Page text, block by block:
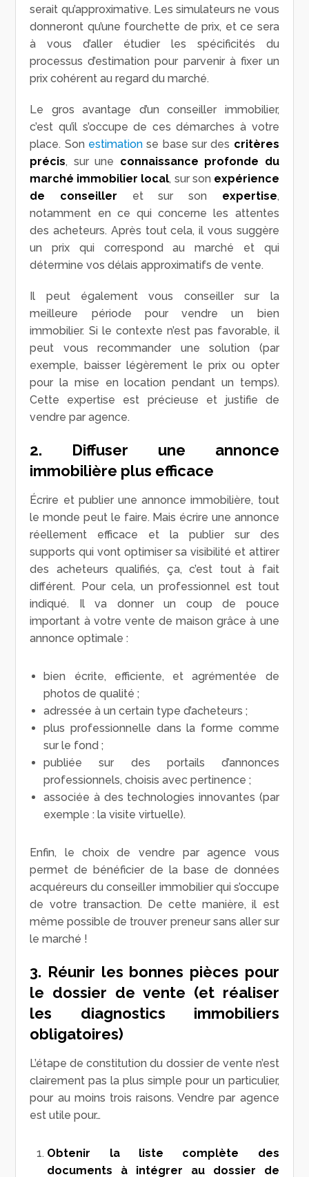
serait qu’approximative. Les simulateurs ne vous
donneront qu’une fourchette de prix, et ce sera
à vous d’aller étudier les spécificités du
processus d’estimation pour parvenir à fixer un
prix cohérent au regard du marché.
Le gros avantage d’un conseiller immobilier,
c’est qu’il s’occupe de ces démarches à votre
place. Son estimation se base sur des critères
précis, sur une connaissance profonde du
marché immobilier local, sur son expérience
de conseiller et sur son expertise,
notamment en ce qui concerne les attentes
des acheteurs. Après tout cela, il vous suggère
un prix qui correspond au marché et qui
détermine vos délais approximatifs de vente.
Il peut également vous conseiller sur la
meilleure période pour vendre un bien
immobilier. Si le contexte n’est pas favorable, il
peut vous recommander une solution (par
exemple, baisser légèrement le prix ou opter
pour la mise en location pendant un temps).
Cette expertise est précieuse et justifie de
vendre par agence.
2. Diffuser une annonce
immobilière plus efficace
Écrire et publier une annonce immobilière, tout
le monde peut le faire. Mais écrire une annonce
réellement efficace et la publier sur des
supports qui vont optimiser sa visibilité et attirer
des acheteurs qualifiés, ça, c’est tout à fait
différent. Pour cela, un professionnel est tout
indiqué. Il va donner un coup de pouce
important à votre vente de maison grâce à une
annonce optimale :
bien écrite, efficiente, et agrémentée de
photos de qualité ;
adressée à un certain type d’acheteurs ;
plus professionnelle dans la forme comme
sur le fond ;
publiée sur des portails d’annonces
professionnels, choisis avec pertinence ;
associée à des technologies innovantes (par
exemple : la visite virtuelle).
Enfin, le choix de vendre par agence vous
permet de bénéficier de la base de données
acquéreurs du conseiller immobilier qui s’occupe
de votre transaction. De cette manière, il est
même possible de trouver preneur sans aller sur
le marché !
3. Réunir les bonnes pièces pour
le dossier de vente (et réaliser
les diagnostics immobiliers
obligatoires)
L’étape de constitution du dossier de vente n’est
clairement pas la plus simple pour un particulier,
pour au moins trois raisons. Vendre par agence
est utile pour…
Obtenir la liste complète des
documents à intégrer au dossier de